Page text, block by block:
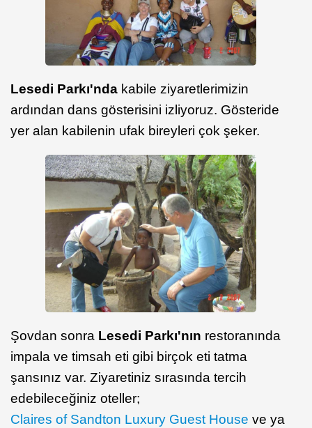
Lesedi Parkı'nda kabile ziyaretlerimizin
ardından dans gösterisini izliyoruz. Gösteride
yer alan kabilenin ufak bireyleri çok şeker.
Şovdan sonra Lesedi Parkı'nın restoranında
impala ve timsah eti gibi birçok eti tatma
şansınız var. Ziyaretiniz sırasında tercih
edebileceğiniz oteller;
Claires of Sandton Luxury Guest House ve ya